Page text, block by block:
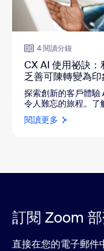
4 閱讀分鐘
CX AI 使用祕訣：
乏善可陳轉變為印
探索創新的客戶體驗
令人難忘的旅程。了
閱讀更多
訂閱 Zoom
直接在您的電子郵件